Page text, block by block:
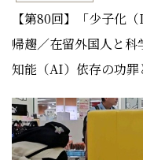
【第80回】「少子化
帰趨／在留外国人と
知能（AI）依存の功